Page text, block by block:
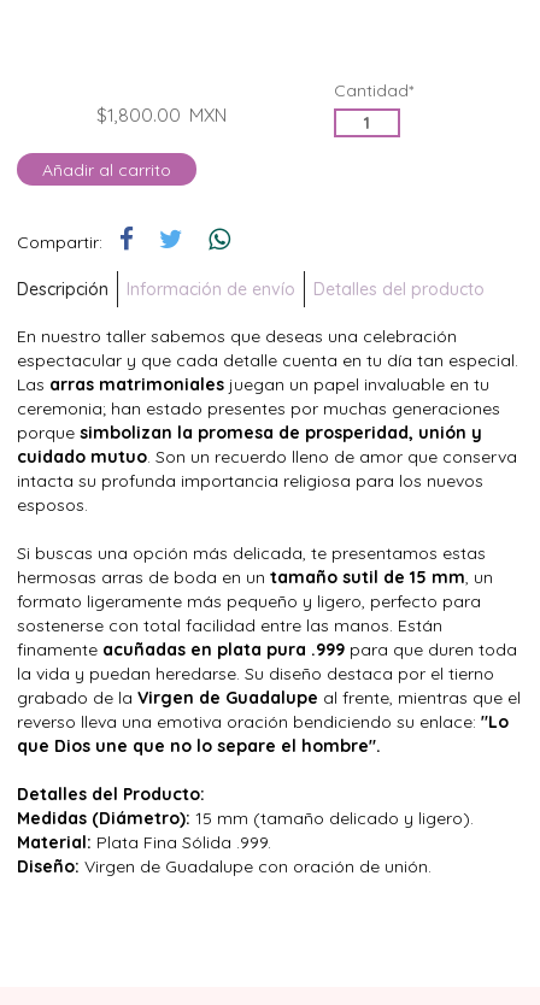
$1,800.00 MXN
Cantidad*
Añadir al carrito
Compartir:
Descripción Información de envío Detalles del producto
En nuestro taller sabemos que deseas una celebración
espectacular y que cada detalle cuenta en tu día tan especial.
Las arras matrimoniales juegan un papel invaluable en tu
ceremonia; han estado presentes por muchas generaciones
porque simbolizan la promesa de prosperidad, unión y
cuidado mutuo. Son un recuerdo lleno de amor que conserva
intacta su profunda importancia religiosa para los nuevos
esposos.
Si buscas una opción más delicada, te presentamos estas
hermosas arras de boda en un tamaño sutil de 15 mm, un
formato ligeramente más pequeño y ligero, perfecto para
sostenerse con total facilidad entre las manos. Están
finamente acuñadas en plata pura .999 para que duren toda
la vida y puedan heredarse. Su diseño destaca por el tierno
grabado de la Virgen de Guadalupe al frente, mientras que el
reverso lleva una emotiva oración bendiciendo su enlace: "Lo
que Dios une que no lo separe el hombre".
Detalles del Producto:
Medidas (Diámetro): 15 mm (tamaño delicado y ligero).
Material: Plata Fina Sólida .999.
Diseño: Virgen de Guadalupe con oración de unión.